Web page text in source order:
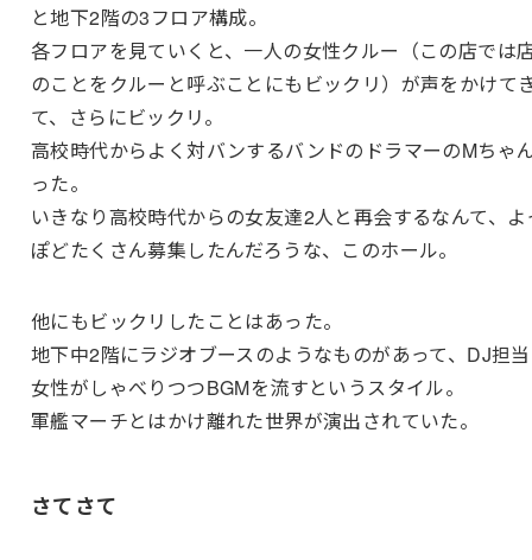
と地下2階の3フロア構成。
各フロアを見ていくと、一人の女性クルー（この店では
のことをクルーと呼ぶことにもビックリ）が声をかけて
て、さらにビックリ。
高校時代からよく対バンするバンドのドラマーのMちゃ
った。
いきなり高校時代からの女友達2人と再会するなんて、よ
ぽどたくさん募集したんだろうな、このホール。
他にもビックリしたことはあった。
地下中2階にラジオブースのようなものがあって、DJ担
女性がしゃべりつつBGMを流すというスタイル。
軍艦マーチとはかけ離れた世界が演出されていた。
さてさて